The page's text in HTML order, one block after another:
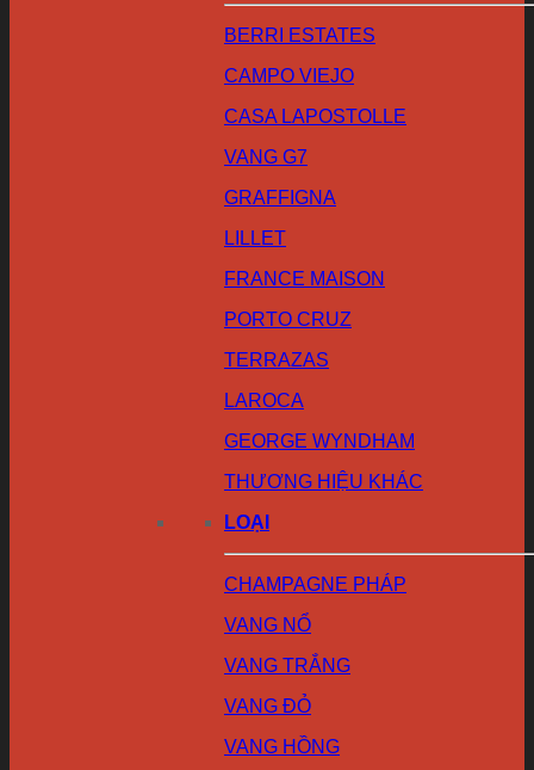
BERRI ESTATES
CAMPO VIEJO
CASA LAPOSTOLLE
VANG G7
GRAFFIGNA
LILLET
FRANCE MAISON
PORTO CRUZ
TERRAZAS
LAROCA
GEORGE WYNDHAM
THƯƠNG HIỆU KHÁC
LOẠI
CHAMPAGNE PHÁP
VANG NỔ
VANG TRẮNG
VANG ĐỎ
VANG HỒNG